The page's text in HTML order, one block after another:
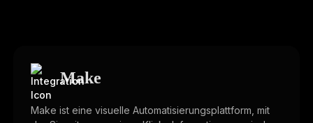
Make
Make ist eine visuelle Automatisierungsplattform, mit